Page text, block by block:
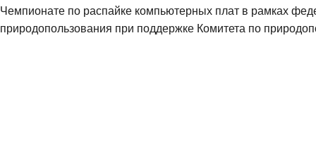
Чемпионате по распайке компьютерных плат в рамках
природопользования при поддержке Комитета по